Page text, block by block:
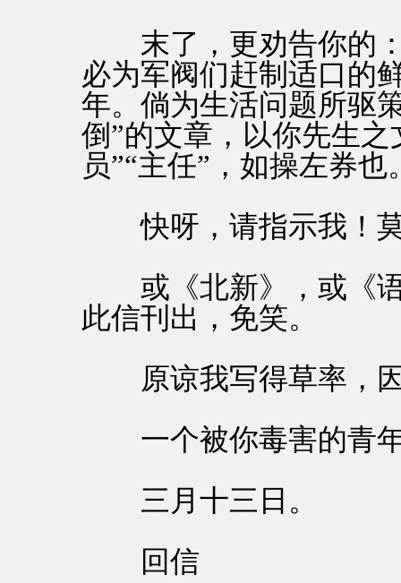
末了，更劝告你的：
必为军阀们赶制适口的
年。倘为生活问题所驱
倒”的文章，以你先生
员”“主任”，如操左券也
快呀，请指示我！莫
或《北新》，或《语
此信刊出，免笑。
原谅我写得草率，因
一个被你毒害的青年
三月十三日。
回信